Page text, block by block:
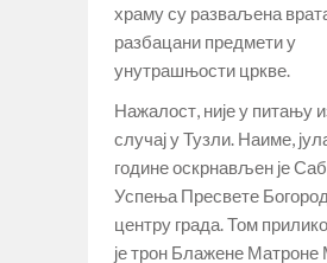
храму су разваљена
разбацани предмети у
унутрашњости цркве.
Нажалост, није у питању
случај у Тузли. Наиме,
године оскрнављен је
Успења Пресвете
центру града. Том
је трон Блажене Матроне